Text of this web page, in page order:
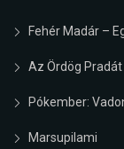
Fehér Madár –
Az Ördög Pradát
Pókember:
Marsupilami